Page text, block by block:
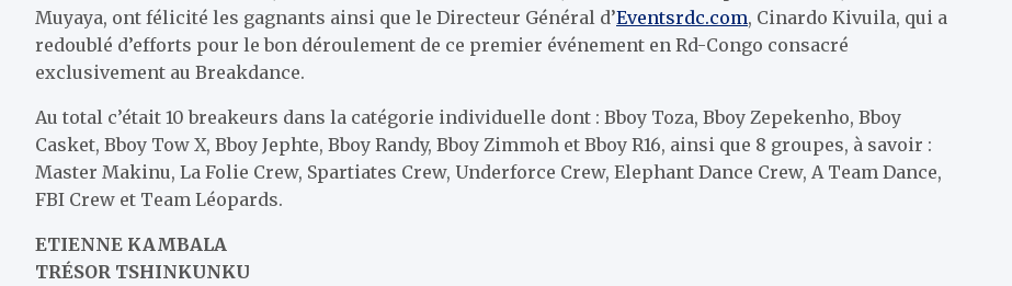
Muyaya, ont félicité les gagnants ainsi que le Directeur Général d’Eventsrdc.com, Cinardo Kivuila, qui a
redoublé d’efforts pour le bon déroulement de ce premier événement en Rd-Congo consacré
exclusivement au Breakdance.
Au total c’était 10 breakeurs dans la catégorie individuelle dont : Bboy Toza, Bboy Zepekenho, Bboy
Casket, Bboy Tow X, Bboy Jephte, Bboy Randy, Bboy Zimmoh et Bboy R16, ainsi que 8 groupes, à savoir :
Master Makinu, La Folie Crew, Spartiates Crew, Underforce Crew, Elephant Dance Crew, A Team Dance,
FBI Crew et Team Léopards.
ETIENNE KAMBALA
TRÉSOR TSHINKUNKU